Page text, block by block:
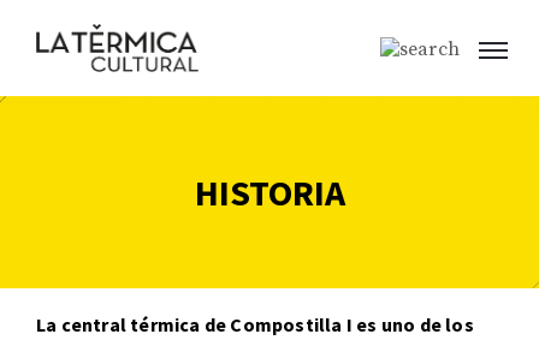
HISTORIA
La central térmica de Compostilla I es uno de los